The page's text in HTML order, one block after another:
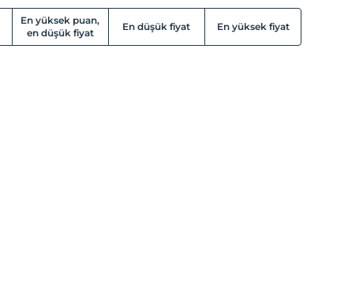
En yüksek puan,
en düşük fiyat
En düşük fiyat En yüksek fiyat